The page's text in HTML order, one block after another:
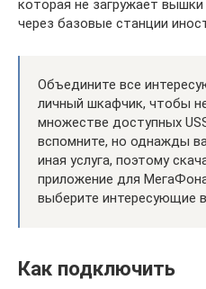
которая не загружает вышки
через базовые станции
Объедините все
личный шкафчик, чтобы
множестве доступных
вспомните, но однажды
иная услуга, поэтому
приложение для
выберите интересующие
Как подключить